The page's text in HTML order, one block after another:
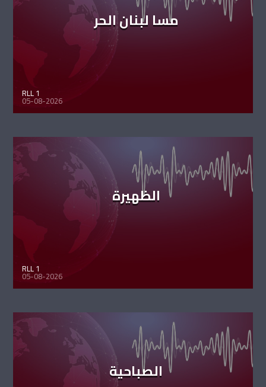
مسا لبنان الحر
RLL 1
05-08-2026
الظهيرة
RLL 1
05-08-2026
الصباحية